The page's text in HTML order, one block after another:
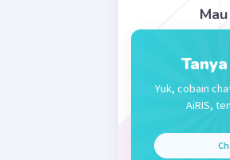
= 3 cos
Jadi,
Beri
Yuk, cobain
AiRIS,